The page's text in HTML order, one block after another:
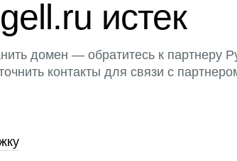
истек
домен — обратитесь к партнеру
контакты для связи с